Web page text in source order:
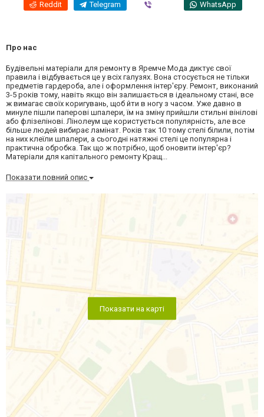
Reddit Telegram WhatsApp
Про нас
Будівельні матеріали для ремонту в Яремче Мода диктує свої
правила і відбувається це у всіх галузях. Вона стосується не тільки
предметів гардероба, але і оформлення інтер'єру. Ремонт, виконаний
3-5 років тому, навіть якщо він залишається в ідеальному стані, все
ж вимагає своїх коригувань, щоб йти в ногу з часом. Уже давно в
минуле пішли паперові шпалери, їм на зміну прийшли стильні вінілові
або флізелінові. Лінолеум ще користується популярність, але все
більше людей вибирає ламінат. Років так 10 тому стелі білили, потім
на них клеїли шпалери, а сьогодні натяжні стелі це популярна і
практична обробка. Так що ж потрібно, щоб оновити інтер'єр?
Матеріали для капітального ремонту Кращ...
Показати повний опис
Показати на карті